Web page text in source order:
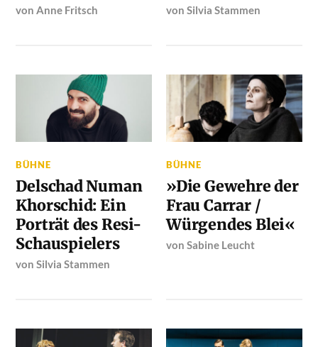
von Anne Fritsch vonSilvia Stammen
BÜHNE
Delschad Numan
Khorschid: Ein
Porträt des Resi-
Schauspielers
vonSilvia Stammen
BÜHNE
»Die Gewehre der
Frau Carrar /
Würgendes Blei«
vonSabine Leucht